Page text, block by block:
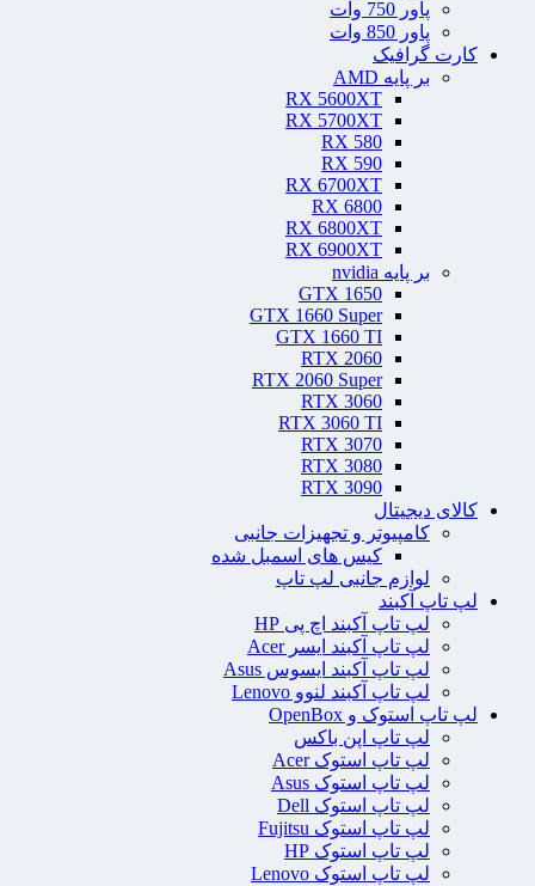
پاور 750 وات
پاور 850 وات
کارت گرافیک
بر پایه AMD
RX 5600XT
RX 5700XT
RX 580
RX 590
RX 6700XT
RX 6800
RX 6800XT
RX 6900XT
بر پایه nvidia
GTX 1650
GTX 1660 Super
GTX 1660 TI
RTX 2060
RTX 2060 Super
RTX 3060
RTX 3060 TI
RTX 3070
RTX 3080
RTX 3090
کالای دیجیتال
کامپیوتر و تجهیزات جانبی
کیس های اسمبل شده
لوازم جانبی لپ تاپ
لپ تاپ آکبند
لپ تاپ آکبند اچ پی HP
لپ تاپ آکبند ایسر Acer
لپ تاپ آکبند ایسوس Asus
لپ تاپ آکبند لنوو Lenovo
لپ تاپ استوک و OpenBox
لپ تاپ اپن باکس
لپ تاپ استوک Acer
لپ تاپ استوک Asus
لپ تاپ استوک Dell
لپ تاپ استوک Fujitsu
لپ تاپ استوک HP
لپ تاپ استوک Lenovo